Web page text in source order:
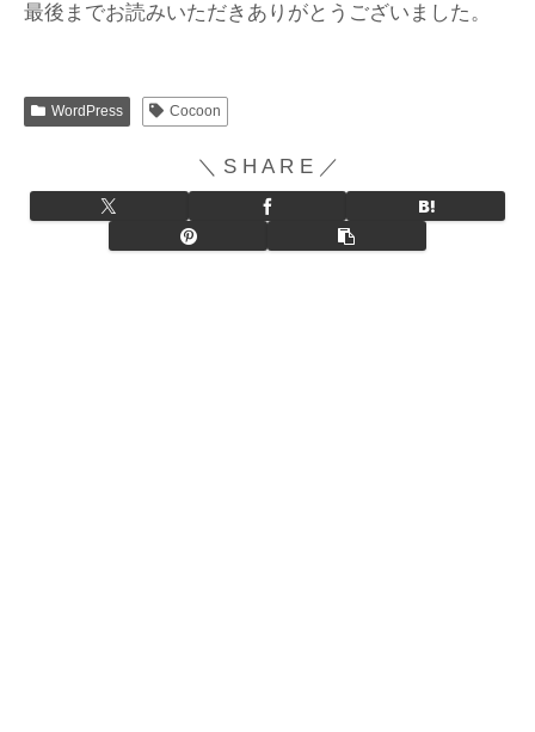
最後までお読みいただきありがとうございました。
WordPress Cocoon
＼ S H A R E ／